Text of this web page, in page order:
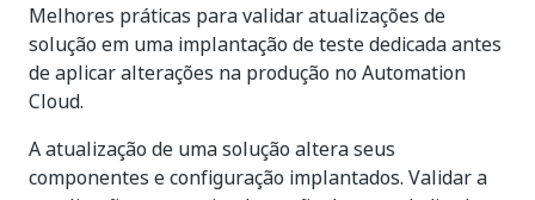
Melhores práticas para validar atualizações de
solução em uma implantação de teste dedicada antes
de aplicar alterações na produção no Automation
Cloud.
A atualização de uma solução altera seus
componentes e configuração implantados. Validar a